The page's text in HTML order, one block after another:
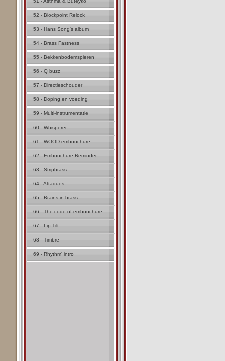
52 - Blockpoint Relock
53 - Hans Song's album
54 - Brass Fastness
55 - Bekkenbodemspieren
56 - Q buzz
57 - Directieschouder
58 - Doping en voeding
59 - Multi-instrumentatie
60 - Whisperer
61 - WOOD-embouchure
62 - Embouchure Reminder
63 - Stripbrass
64 - Attaques
65 - Brains in brass
66 - The code of embouchure
67 - Lip-Tilt
68 - Timbre
69 - Rhythm' intro